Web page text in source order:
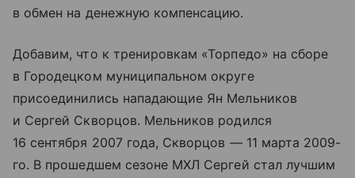
в обмен на денежную компенсацию.
Добавим, что к тренировкам «Торпедо» на сборе
в Городецком муниципальном округе
присоединились нападающие Ян Мельников
и Сергей Скворцов. Мельников родился
16 сентября 2007 года, Скворцов — 11 марта 2009-
го. В прошедшем сезоне МХЛ Сергей стал лучшим